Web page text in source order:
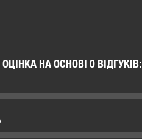
ОЦІНКА НА ОСНОВІ 0 ВІДГУКІВ: